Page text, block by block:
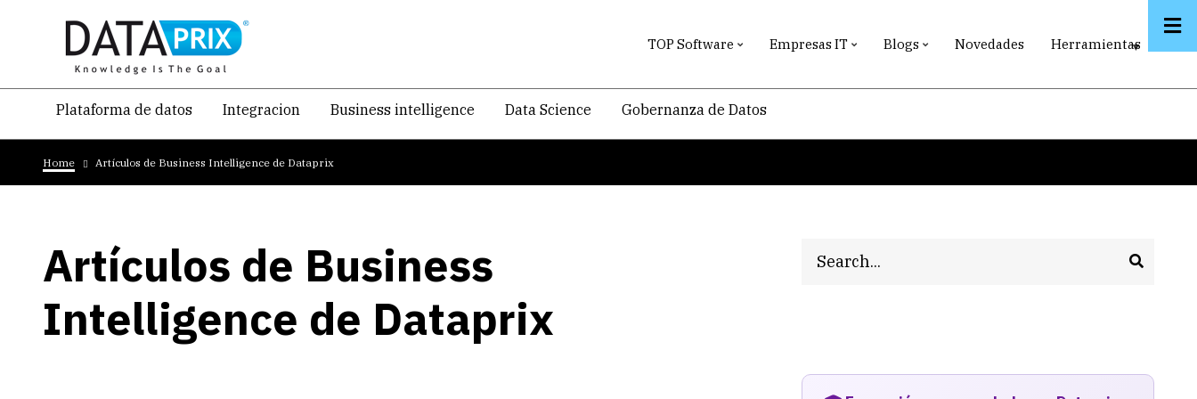
content
TOP Software Empresas IT Blogs Novedades Herramientas
Navegacion
temática
principal
Plataforma de datos Integracion Business intelligence Data Science Gobernanza de Datos
Breadcrumb
Home Artículos de Business Intelligence de Dataprix
Artículos de Business
Intelligence de Dataprix